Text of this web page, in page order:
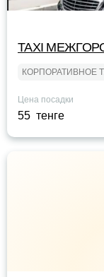
TAXI
КОРПОРАТИВНОЕ
Цена посадки
55 тенге